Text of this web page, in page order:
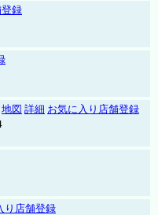
録
地図 詳細 お気に入り店舗登録
り店舗登録